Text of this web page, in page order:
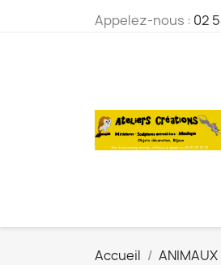
Appelez-nous : 02
Accueil ANIMAUX